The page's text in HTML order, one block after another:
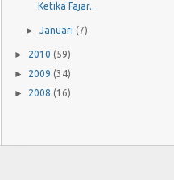
Ketika Fajar..
► Januari (7)
► 2010 (59)
► 2009 (34)
► 2008 (16)